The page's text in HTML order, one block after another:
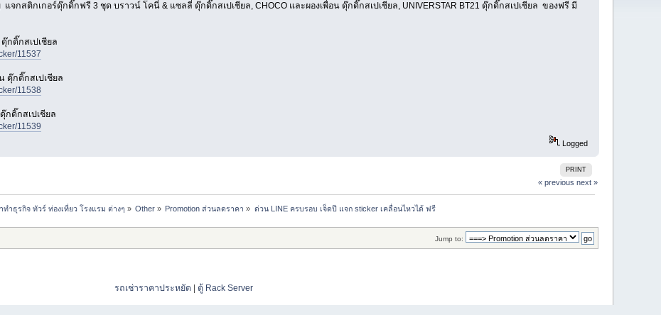
จกสติกเกอร์ดุ๊กดิ๊กฟรี 3 ชุด บราวน์ โคนี่ & แซลลี่ ดุ๊กดิ๊กสเปเชียล, CHOCO และผองเพื่อน ดุ๊กดิ๊กสเปเชียล, UNIVERSTAR BT21 ดุ๊กดิ๊กสเปเชียล ของฟรี มี
กดิ๊กสเปเชียล
11537
ดุ๊กดิ๊กสเปเชียล
11538
กดิ๊กสเปเชียล
11539
Logged
PRINT
« previous next »
ำธุรกิจ ทัวร์ ท่องเที่ยว โรงแรม ต่างๆ » Other » Promotion ส่วนลดราคา » ด่วน LINE ครบรอบ เจ็ดปี แจก sticker เคลื่อนไหวได้ ฟรี
Jump to:
รถเช่าราคาประหยัด ตู้ Rack Server